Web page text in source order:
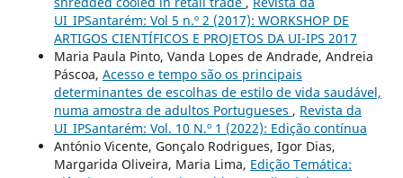
UI_IPSantarém: Vol 5 n.º 2 (2017): WORKSHOP DE
ARTIGOS CIENTÍFICOS E PROJETOS DA UI-IPS 2017
Maria Paula Pinto, Vanda Lopes de Andrade, Andreia
Páscoa, Acesso e tempo são os principais
determinantes de escolhas de estilo de vida saudável,
numa amostra de adultos Portugueses , Revista da
UI_IPSantarém: Vol. 10 N.º 1 (2022): Edição contínua
António Vicente, Gonçalo Rodrigues, Igor Dias,
Margarida Oliveira, Maria Lima, Edição Temática: